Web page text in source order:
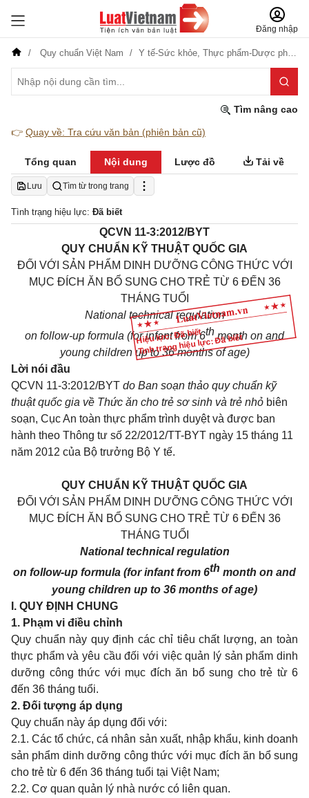
Đăng nhập
Quy chuẩn Việt Nam Y tế-Sức khỏe, Thực phẩm-Dược phẩm
Tìm nâng cao
👉 Quay về: Tra cứu văn bản (phiên bản cũ)
Tổng quan Nội dung Lược đồ Tải về
Lưu Tìm từ trong trang
Tình trạng hiệu lực: Đã biết
Hiệu lực: Đã biết
Tình trạng hiệu lực: Đã biết
QCVN 11-3:2012/BYT
QUY CHUẨN KỸ THUẬT QUỐC GIA
ĐỐI VỚI SẢN PHẨM DINH DƯỠNG CÔNG THỨC VỚI
MỤC ĐÍCH ĂN BỔ SUNG CHO TRẺ TỪ 6 ĐẾN 36
THÁNG TUỔI
National technical regulation
on follow-up formula (for infant from 6thmonth on and
young children up to 36 months of age)
Lời nói đầu
QCVN 11-3:2012/BYT do Ban soạn thảo quy chuẩn kỹ
thuật quốc gia về Thức ăn cho trẻ sơ sinh và trẻ nhỏ biên
soạn, Cục An toàn thực phẩm trình duyệt và được ban
hành theo Thông tư số 22/2012/TT-BYT ngày 15 tháng 11
năm 2012 của Bộ trưởng Bộ Y tế.
QUY CHUẨN KỸ THUẬT QUỐC GIA
ĐỐI VỚI SẢN PHẨM DINH DƯỠNG CÔNG THỨC VỚI
MỤC ĐÍCH ĂN BỔ SUNG CHO TRẺ TỪ 6 ĐẾN 36
THÁNG TUỔI
National technical regulation
on follow-up formula (for infant from 6th month on and
young children up to 36 months of age)
I. QUY ĐỊNH CHUNG
1. Phạm vi điều chỉnh
Quy chuẩn này quy định các chỉ tiêu chất lượng, an toàn
thực phẩm và yêu cầu đối với việc quản lý sản phẩm dinh
dưỡng công thức với mục đích ăn bổ sung cho trẻ từ 6
đến 36 tháng tuổi.
2. Đối tượng áp dụng
Quy chuẩn này áp dụng đối với:
2.1. Các tổ chức, cá nhân sản xuất, nhập khẩu, kinh doanh
sản phẩm dinh dưỡng công thức với mục đích ăn bổ sung
cho trẻ từ 6 đến 36 tháng tuổi tại Việt Nam;
2.2. Cơ quan quản lý nhà nước có liên quan.